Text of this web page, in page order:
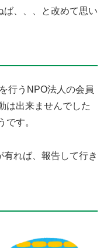
ば、、、と改めて思い
行うNPO法人の会員
は出来ませんでした
です。
れば、報告して行き